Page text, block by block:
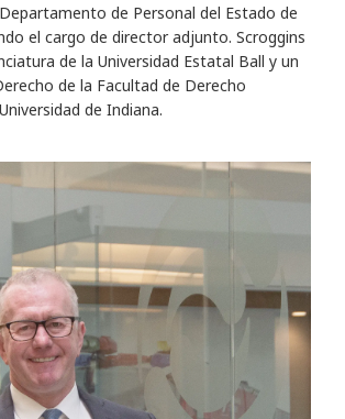
de Personal del Estado de
el cargo de director adjunto. Scroggins
de la Universidad Estatal Ball y un
de la Facultad de Derecho
de Indiana.